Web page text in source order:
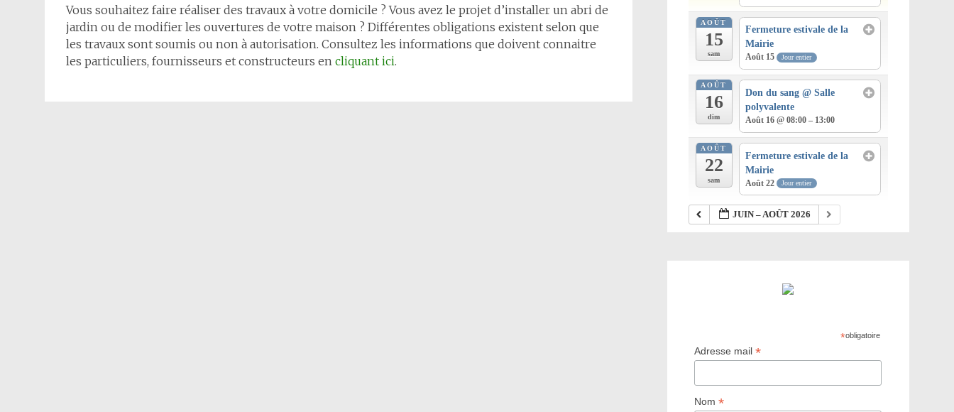
Vous souhaitez faire réaliser des travaux à votre domicile ? Vous avez le projet d’installer un abri de
jardin ou de modifier les ouvertures de votre maison ? Différentes obligations existent selon que
les travaux sont soumis ou non à autorisation. Consultez les informations que doivent connaitre
les particuliers, fournisseurs et constructeurs en cliquant ici.
AOÛT
15
sam
Fermeture estivale de la
Mairie
Août 15 Jour entier
AOÛT
16
dim
Don du sang@ Salle
polyvalente
Août 16 @ 08:00 – 13:00
AOÛT
22
sam
Fermeture estivale de la
Mairie
Août 22 Jour entier
JUIN – AOÛT 2026
*obligatoire
Adresse mail*
Nom*